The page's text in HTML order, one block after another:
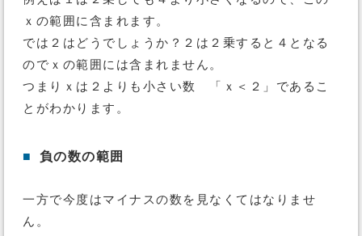
ｘの範囲に含まれます。
では２はどうでしょうか？２は２乗すると４となる
のでｘの範囲には含まれません。
つまりｘは２よりも小さい数 「ｘ＜２」であるこ
とがわかります。
■ 負の数の範囲
一方で今度はマイナスの数を見なくてはなりませ
ん。